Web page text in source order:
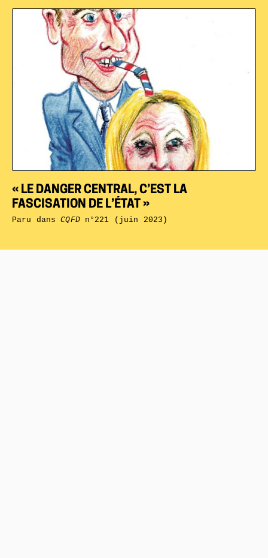
« LE DANGER CENTRAL, C’EST LA
FASCISATION DE L’ÉTAT »
Paru dansCQFDn°221 (juin 2023)